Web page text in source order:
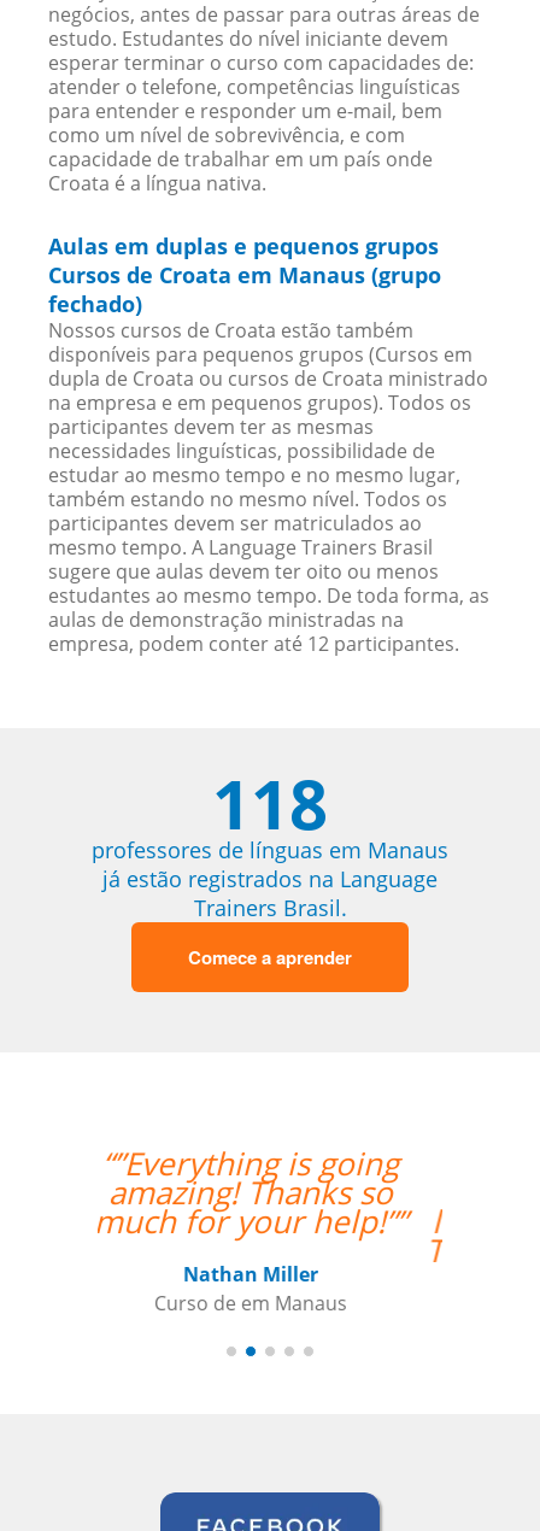
negócios, antes de passar para outras áreas de
estudo. Estudantes do nível iniciante devem
esperar terminar o curso com capacidades de:
atender o telefone, competências linguísticas
para entender e responder um e-mail, bem
como um nível de sobrevivência, e com
capacidade de trabalhar em um país onde
Croata é a língua nativa.
Aulas em duplas e pequenos grupos
Cursos de Croata em Manaus (grupo
fechado)
Nossos cursos de Croata estão também
disponíveis para pequenos grupos (Cursos em
dupla de Croata ou cursos de Croata ministrado
na empresa e em pequenos grupos). Todos os
participantes devem ter as mesmas
necessidades linguísticas, possibilidade de
estudar ao mesmo tempo e no mesmo lugar,
também estando no mesmo nível. Todos os
participantes devem ser matriculados ao
mesmo tempo. A Language Trainers Brasil
sugere que aulas devem ter oito ou menos
estudantes ao mesmo tempo. De toda forma, as
aulas de demonstração ministradas na
empresa, podem conter até 12 participantes.
118
professores de línguas em Manaus
já estão registrados na Language
Trainers Brasil.
Comece a aprender
“”I took 40 hours of
Brazilian Portuguese
lessons with Language
Trainers in Manaus. My
teacher was a delight
and gave me lots of
constructive feedback.
Recommended. ””